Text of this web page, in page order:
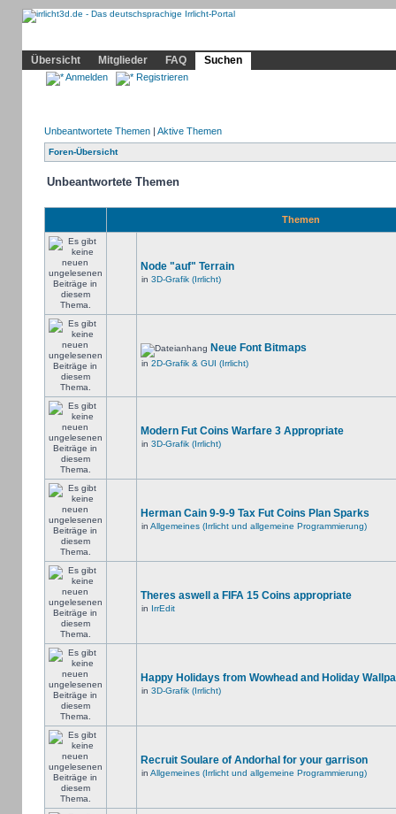
Übersicht
Mitglieder FAQ Suchen
Anmelden Registrieren
Unbeantwortete Themen| Aktive Themen
Foren-Übersicht
Unbeantwortete Themen
Themen
Node "auf" Terrain
in 3D-Grafik (Irrlicht)
Neue Font Bitmaps
in 2D-Grafik & GUI (Irrlicht)
Modern Fut Coins Warfare 3 Appropriate
in 3D-Grafik (Irrlicht)
Herman Cain 9-9-9 Tax Fut Coins Plan Sparks
in Allgemeines (Irrlicht und allgemeine Programmierung)
Theres aswell a FIFA 15 Coins appropriate
in IrrEdit
Happy Holidays from Wowhead and Holiday
in 3D-Grafik (Irrlicht)
Recruit Soulare of Andorhal for your garrison
in Allgemeines (Irrlicht und allgemeine Programmierung)